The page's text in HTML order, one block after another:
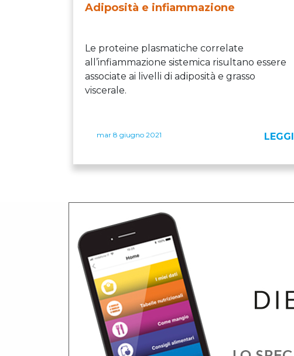
Adiposità e infiammazione
Le proteine plasmatiche correlate
all’infiammazione sistemica risultano essere
associate ai livelli di adiposità e grasso
viscerale.
mar 8 giugno 2021 LEGGI